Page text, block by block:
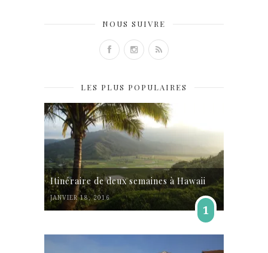
NOUS SUIVRE
LES PLUS POPULAIRES
Itinéraire de deux semaines à Hawaii
JANVIER 18, 2016
1